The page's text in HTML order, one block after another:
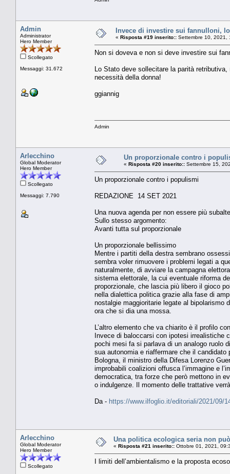
Admin
Administrator
Hero Member
Scollegato
Messaggi: 31.672
Invece di investire sui fannulloni,
« Risposta #19 inserito:: Settembre 10, 2021,
Non si doveva e non si deve investire sui
Lo Stato deve sollecitare la parità
necessità della donna!
ggiannig
Admin
Arlecchino
Global Moderator
Hero Member
Scollegato
Messaggi: 7.790
Un proporzionale contro i
« Risposta #20 inserito:: Settembre 15,
Un proporzionale contro i populismi
REDAZIONE 14 SET 2021
Una nuova agenda per non essere più
Sullo stesso argomento:
Avanti tutta sul proporzionale
Un proporzionale bellissimo
Mentre i partiti della destra sembrano
sembra voler rimuovere i problemi legati a
naturalmente, di avviare la campagna
sistema elettorale, la cui eventuale riforma
proporzionale, che lascia più libero il gioco
nella dialettica politica grazie alla fase di
nostalgie maggioritarie legate al bipolarismo
ora che si dia una mossa.
L’altro elemento che va chiarito è il profilo
Invece di baloccarsi con ipotesi irrealistiche
pochi mesi fa si parlava di un analogo ruolo
sua autonomia e riaffermare che il
Bologna, il ministro della Difesa Lorenzo
improbabili coalizioni offusca l’immagine e
democratica, tra forze che però mettono in
o indulgenze. Il momento delle trattative
Da - https://www.ilfoglio.it/editoriali/2021/09/
Arlecchino
Global Moderator
Hero Member
Scollegato
Una politica ecologica seria non
« Risposta #21 inserito:: Ottobre 01, 2021,
I limiti dell’ambientalismo e la proposta